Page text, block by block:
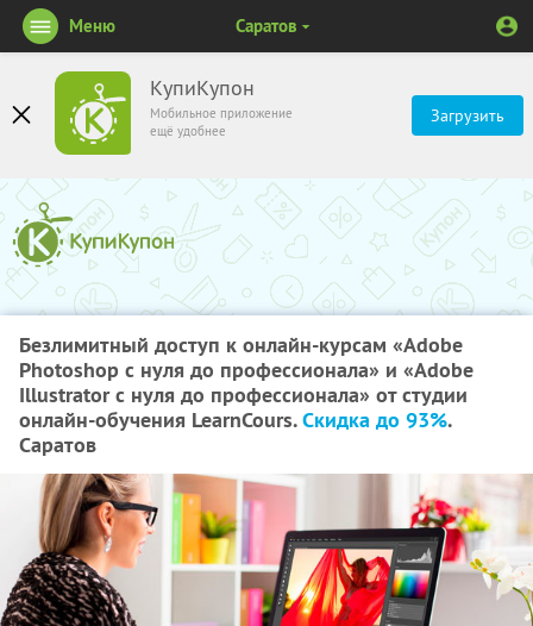
КупиКупон
Мобильное приложение
ещё удобнее
Загрузить
Меню Саратов
Безлимитный доступ к онлайн-курсам «Adobe
Photoshop с нуля до профессионала» и «Adobe
Illustrator с нуля до профессионала» от студии
онлайн-обучения LearnCours.Скидка до 93%.
Саратов